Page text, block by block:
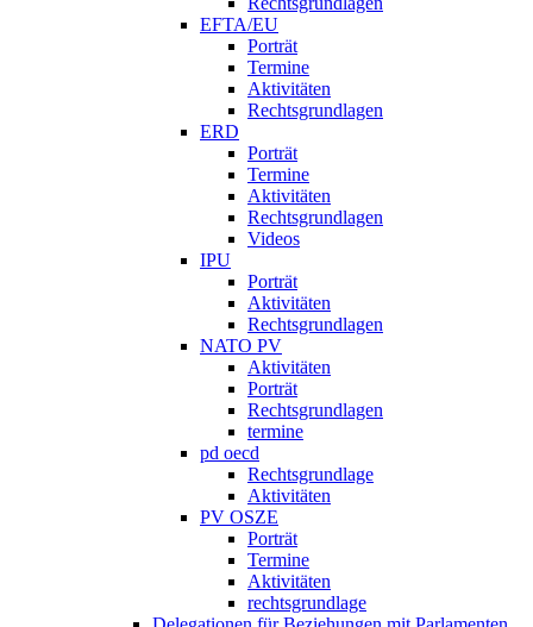
EFTA/EU
Porträt
Termine
Aktivitäten
Rechtsgrundlagen
ERD
Porträt
Termine
Aktivitäten
Rechtsgrundlagen
Videos
IPU
Porträt
Aktivitäten
Rechtsgrundlagen
NATO PV
Aktivitäten
Porträt
Rechtsgrundlagen
termine
pd oecd
Rechtsgrundlage
Aktivitäten
PV OSZE
Porträt
Termine
Aktivitäten
rechtsgrundlage